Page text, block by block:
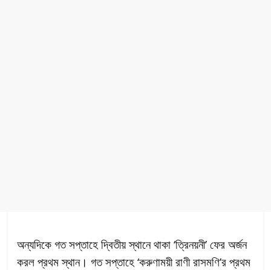
অন্যদিকে গত সপ্তাহে দ্বিতীয় স্থানে থাকা ‘ত্রিনয়নী’ ফের অর্জন
করল প্রথম স্থান। গত সপ্তাহে ‘করুণাময়ী রাণী রাসমণি’র প্রথম